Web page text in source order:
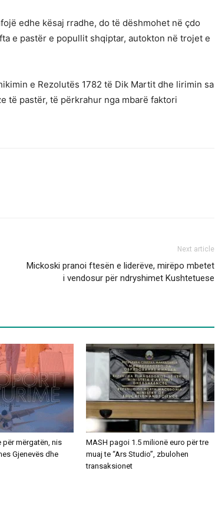
edhe kësaj rradhe, do të dëshmohet në çdo
e pastër e popullit shqiptar, autokton në trojet e
e Rezolutës 1782 të Dik Martit dhe lirimin sa
të pastër, të përkrahur nga mbarë faktori
Next article
Mickoski pranoi ftesën e liderëve, mirëpo mbetet
i vendosur për ndryshimet Kushtetuese
për mërgatën, nis
Gjenevës dhe
MASH pagoi 1.5 milionë euro për tre
muaj te “Ars Studio”, zbulohen
transaksionet